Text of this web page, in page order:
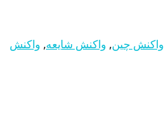
واکنش چین, واکنش شایعه, واکنش